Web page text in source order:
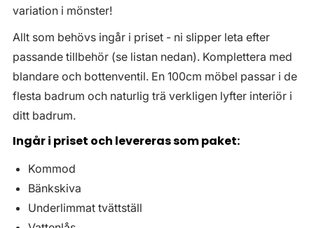
variation i mönster!
Allt som behövs ingår i priset - ni slipper leta efter
passande tillbehör (se listan nedan). Komplettera med
blandare och bottenventil. En 100cm möbel passar i de
flesta badrum och naturlig trä verkligen lyfter interiör i
ditt badrum.
Ingår i priset och levereras som paket:
Kommod
Bänkskiva
Underlimmat tvättställ